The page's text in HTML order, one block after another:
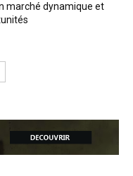
marché dynamique et